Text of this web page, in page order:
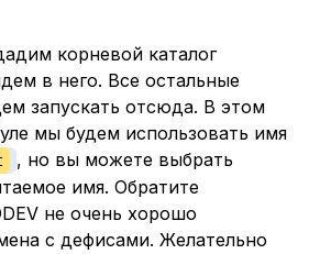
корневой каталог
в него. Все остальные
запускать отсюда. В этом
мы будем использовать имя
, но вы можете выбрать
имя. Обратите
не очень хорошо
с дефисами. Желательно